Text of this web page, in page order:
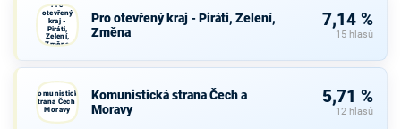
Pro
otevřený
kraj -
Piráti,
Zelení,
Změna
Pro otevřený kraj - Piráti, Zelení,
Změna
7,14 %
15 hlasů
Komunistická
strana Čech a
Moravy
Komunistická strana Čech a
Moravy
5,71 %
12 hlasů